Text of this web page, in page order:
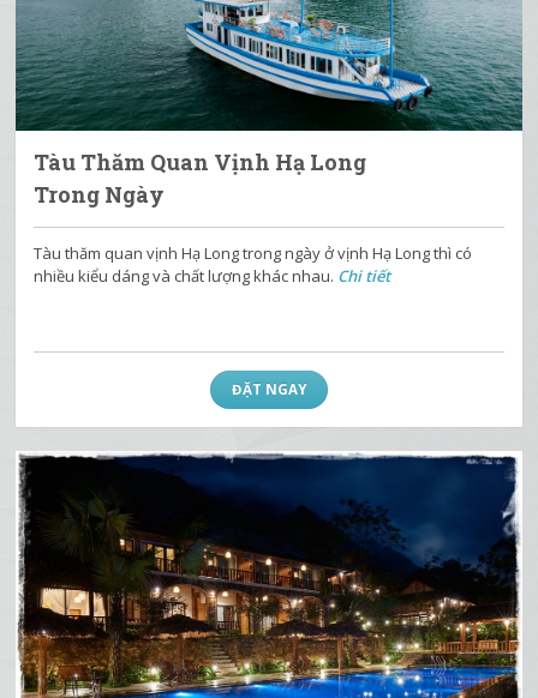
Tàu Thăm Quan Vịnh Hạ Long
Trong Ngày
Tàu thăm quan vịnh Hạ Long trong ngày ở vịnh Hạ Long thì có
nhiều kiểu dáng và chất lượng khác nhau. Chi tiết
ĐẶT NGAY